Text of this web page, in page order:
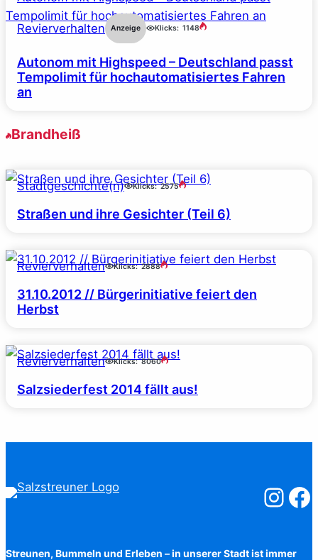
Revierverhalten Anzeige Klicks: 1148
Autonom mit Highspeed – Deutschland passt
Tempolimit für hochautomatisiertes Fahren
an
Brandheiß
Stadtgeschichte(n) Klicks: 2575
Straßen und ihre Gesichter (Teil 6)
Revierverhalten Klicks: 2888
31.10.2012 // Bürgerinitiative feiert den
Herbst
Revierverhalten Klicks: 8060
Salzsiederfest 2014 fällt aus!
Streunen, Bummeln und Erleben – in unserer Stadt ist immer